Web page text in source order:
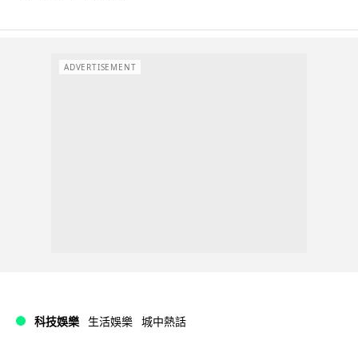
ADVERTISEMENT
科技娛樂 生活娛樂 城中熱話